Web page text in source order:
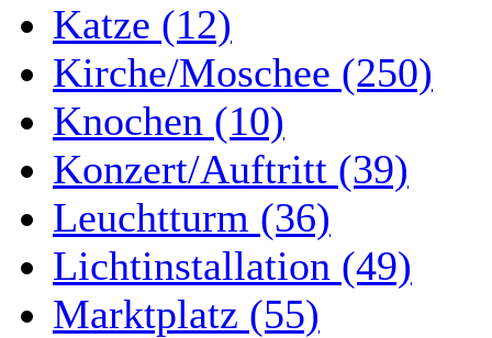
Katze (12)
Kirche/Moschee (250)
Knochen (10)
Konzert/Auftritt (39)
Leuchtturm (36)
Lichtinstallation (49)
Marktplatz (55)